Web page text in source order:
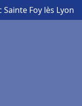
Foy lès Lyon